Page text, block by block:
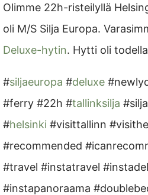
Olimme 22h-risteilyllä
oli M/S Silja Europa.
Deluxe-hytin. Hytti oli
#siljaeuropa #deluxe
#ferry #22h #tallinksilja
#helsinki #visittallinn
#recommended
#travel #instatravel
#instapanoraama